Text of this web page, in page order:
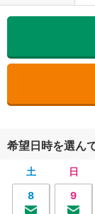
希望日時を選ん
土 日
8
9